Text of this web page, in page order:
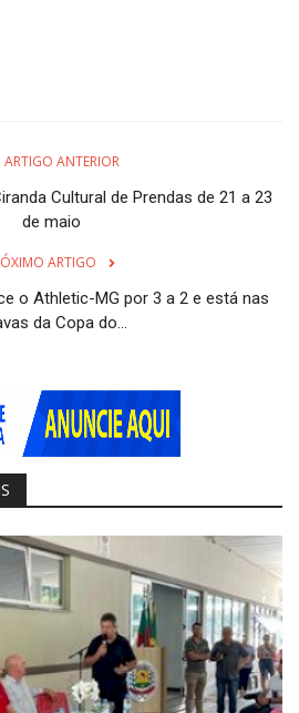
ARTIGO ANTERIOR
Cultural de Prendas de 21 a 23
de maio
ARTIGO
o Athletic-MG por 3 a 2 e está nas
da Copa do...